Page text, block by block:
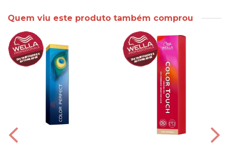
Quem viu este produto também comprou